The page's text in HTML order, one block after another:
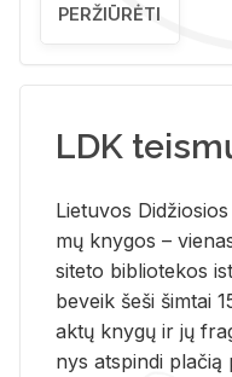
PERŽIŪRĖTI
LDK
Lie­tu­vos
mų kny­gos –
si­te­to bi­b­lio­te­kos
be­veik šeši šim­tai
aktų kny­gų ir jų
nys at­spin­di pla­čią